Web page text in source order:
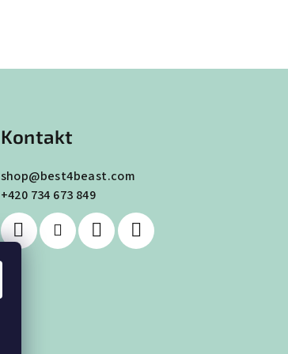
Kontakt
shop@best4beast.com
+420 734 673 849